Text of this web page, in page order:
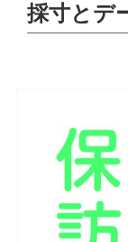
採寸とデ